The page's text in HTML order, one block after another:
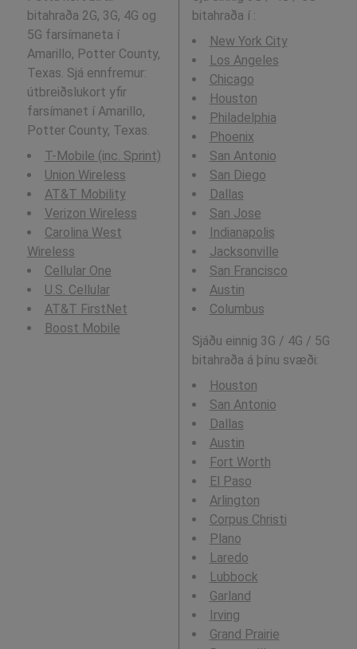
bitahraða 2G, 3G, 4G og
5G farsímaneta í
Amarillo, Potter County,
Texas. Sjá ennfremur:
útbreiðslukort yfir
farsímanet í Amarillo,
Potter County, Texas.
T-Mobile (inc. Sprint)
Union Wireless
AT&T Mobility
Verizon Wireless
Carolina West
Wireless
Cellular One
U.S. Cellular
AT&T FirstNet
Boost Mobile
bitahraða í :
New York City
Los Angeles
Chicago
Houston
Philadelphia
Phoenix
San Antonio
San Diego
Dallas
San Jose
Indianapolis
Jacksonville
San Francisco
Austin
Columbus
Sjáðu einnig 3G / 4G / 5G
bitahraða á þínu svæði:
Houston
San Antonio
Dallas
Austin
Fort Worth
El Paso
Arlington
Corpus Christi
Plano
Laredo
Lubbock
Garland
Irving
Grand Prairie